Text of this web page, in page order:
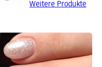
Weitere Produkte